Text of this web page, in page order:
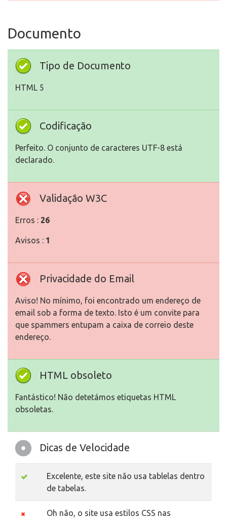
Documento
Tipo de Documento
HTML 5
Codificação
Perfeito. O conjunto de caracteres UTF-8 está
declarado.
Validação W3C
Erros : 26
Avisos : 1
Privacidade do Email
Aviso! No mínimo, foi encontrado um endereço de
email sob a forma de texto. Isto é um convite para
que spammers entupam a caixa de correio deste
endereço.
HTML obsoleto
Fantástico! Não detetámos etiquetas HTML
obsoletas.
Dicas de Velocidade
Excelente, este site não usa tablelas dentro
de tabelas.
Oh não, o site usa estilos CSS nas